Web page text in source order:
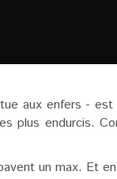
aux enfers -
plus endurcis.
un max. Et